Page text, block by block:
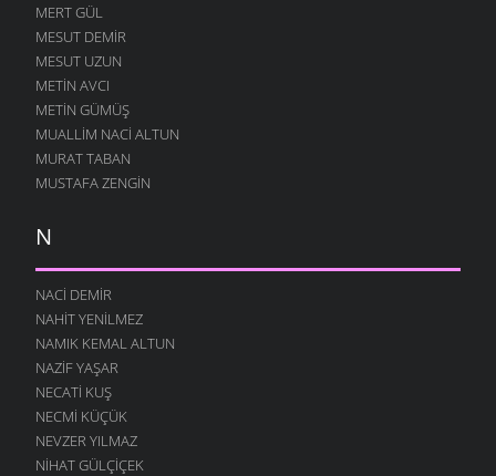
MERT GÜL
MESUT DEMIR
MESUT UZUN
METIN AVCI
METIN GÜMÜŞ
MUALLIM NACI ALTUN
MURAT TABAN
MUSTAFA ZENGIN
N
NACI DEMIR
NAHIT YENILMEZ
NAMIK KEMAL ALTUN
NAZIF YAŞAR
NECATI KUŞ
NECMI KÜÇÜK
NEVZER YILMAZ
NIHAT GÜLÇIÇEK